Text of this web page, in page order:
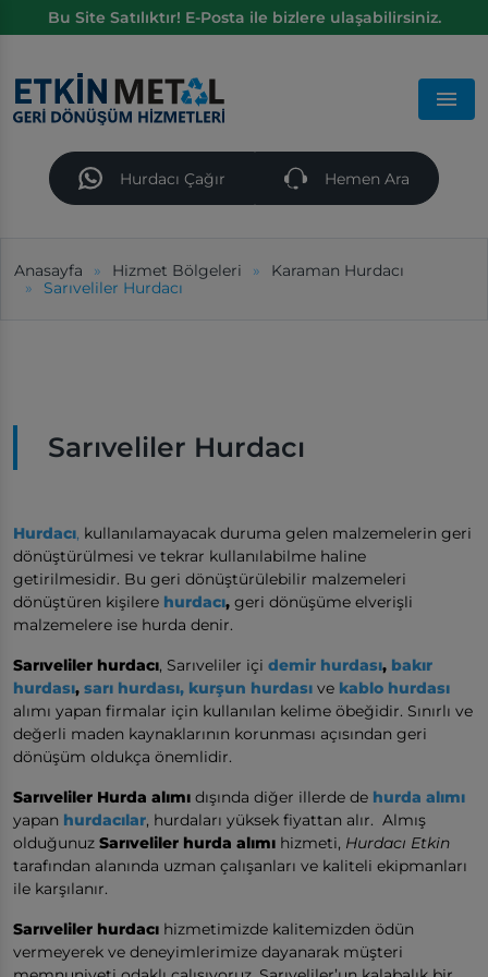
Bu Site Satılıktır! E-Posta ile bizlere ulaşabilirsiniz.
Menu
Hurdacı Çağır Hemen Ara
Anasayfa Hizmet Bölgeleri
Karaman Hurdacı
Sarıveliler Hurdacı
Sarıveliler Hurdacı
Hurdacı, kullanılamayacak duruma gelen malzemelerin geri
dönüştürülmesi ve tekrar kullanılabilme haline
getirilmesidir. Bu geri dönüştürülebilir malzemeleri
dönüştüren kişilere hurdacı, geri dönüşüme elverişli
malzemelere ise hurda denir.
Sarıveliler hurdacı, Sarıveliler içi demir hurdası, bakır
hurdası, sarı hurdası, kurşun hurdası ve kablo hurdası
alımı yapan firmalar için kullanılan kelime öbeğidir. Sınırlı ve
değerli maden kaynaklarının korunması açısından geri
dönüşüm oldukça önemlidir.
Sarıveliler Hurda alımı dışında diğer illerde de hurda alımı
yapan hurdacılar, hurdaları yüksek fiyattan alır. Almış
olduğunuz Sarıveliler hurda alımı hizmeti, Hurdacı Etkin
tarafından alanında uzman çalışanları ve kaliteli ekipmanları
ile karşılanır.
Sarıveliler hurdacı hizmetimizde kalitemizden ödün
vermeyerek ve deneyimlerimize dayanarak müşteri